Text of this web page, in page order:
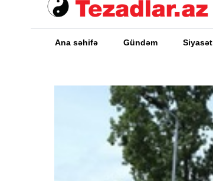
Ana səhifə Gündəm Siyasət